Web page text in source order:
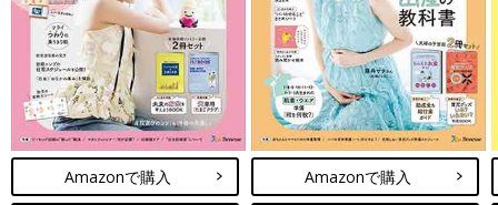
Amazonで購入 Amazonで購入